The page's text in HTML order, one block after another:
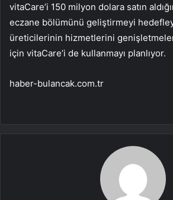
vitaCare’i 150 milyon dolara satın
eczane bölümünü geliştirmeyi
üreticilerinin hizmetlerini
için vitaCare’i de kullanmayı planlıyor.
haber-bulancak.com.tr